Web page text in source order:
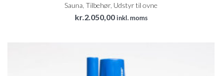
Sauna Tilbehør, Udstyr til ovne
kr.2.050,00 inkl. moms